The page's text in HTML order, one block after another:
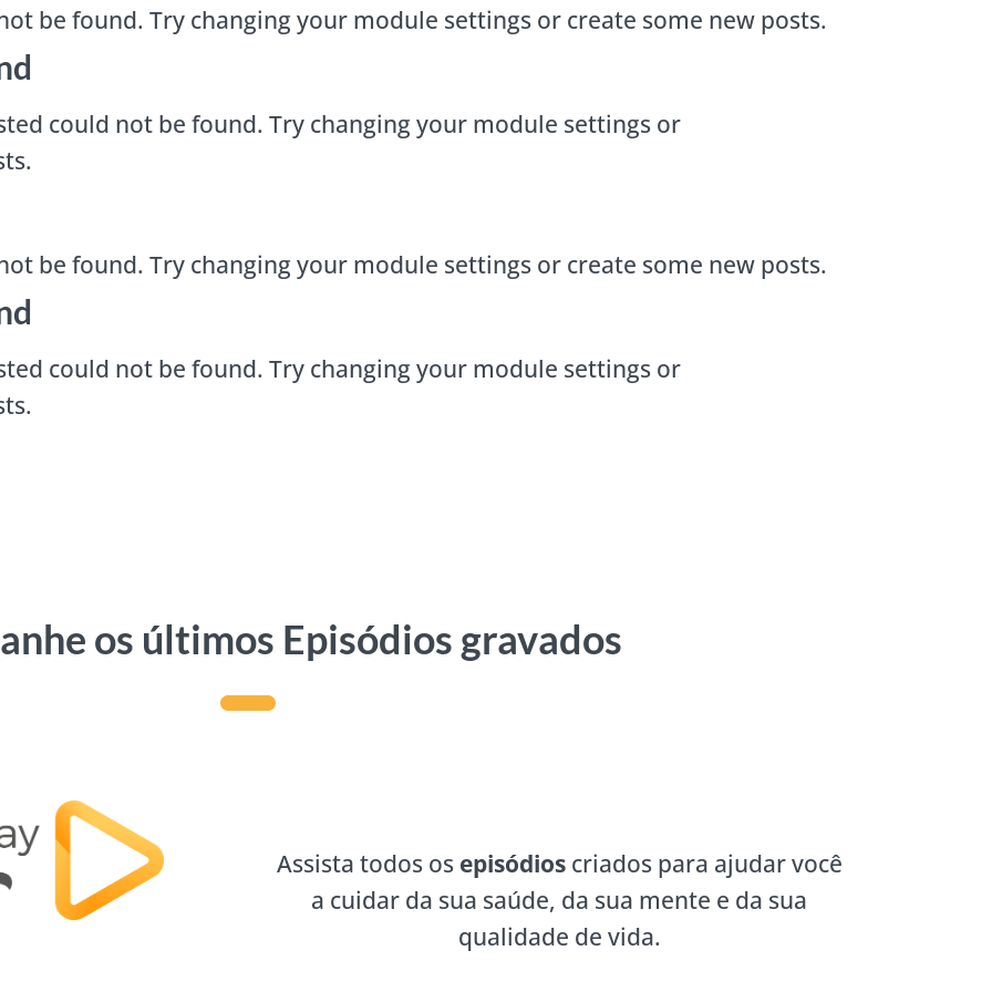
be found. Try changing your module settings or create some new posts.
could not be found. Try changing your module settings or
be found. Try changing your module settings or create some new posts.
could not be found. Try changing your module settings or
os últimos Episódios gravados
Assista todos os episódioscriados para ajudar você
a cuidar da sua saúde, da sua mente e da sua
qualidade de vida.